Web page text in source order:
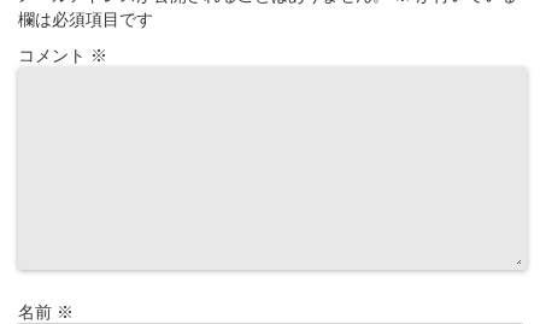
欄は必須項目です
コメント ※
名前 ※